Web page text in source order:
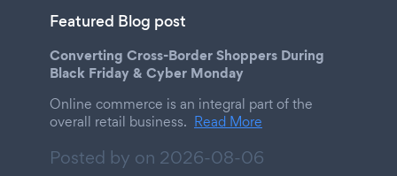
Featured Blog post
Converting Cross-Border Shoppers During
Black Friday & Cyber Monday
Online commerce is an integral part of the
overall retail business. Read More
Posted by on 2026-08-06